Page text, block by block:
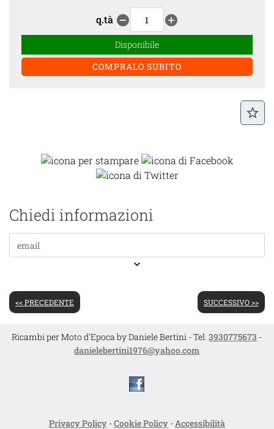
q.tà remove_circle add_circle
Disponibile
star_border
Chiedi informazioni
keyboard_arrow_down
<< PRECEDENTE SUCCESSIVO >>
Ricambi per Moto d'Epoca by Daniele Bertini - Tel.3930775673 -
danielebertini1976@yahoo.com
Privacy Policy-Cookie Policy-Accessibilità